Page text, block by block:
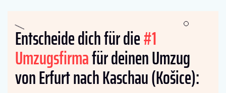
Entscheide dich für die#1
Umzugsfirmafür deinen Umzug
von Erfurt nach Kaschau (Košice):